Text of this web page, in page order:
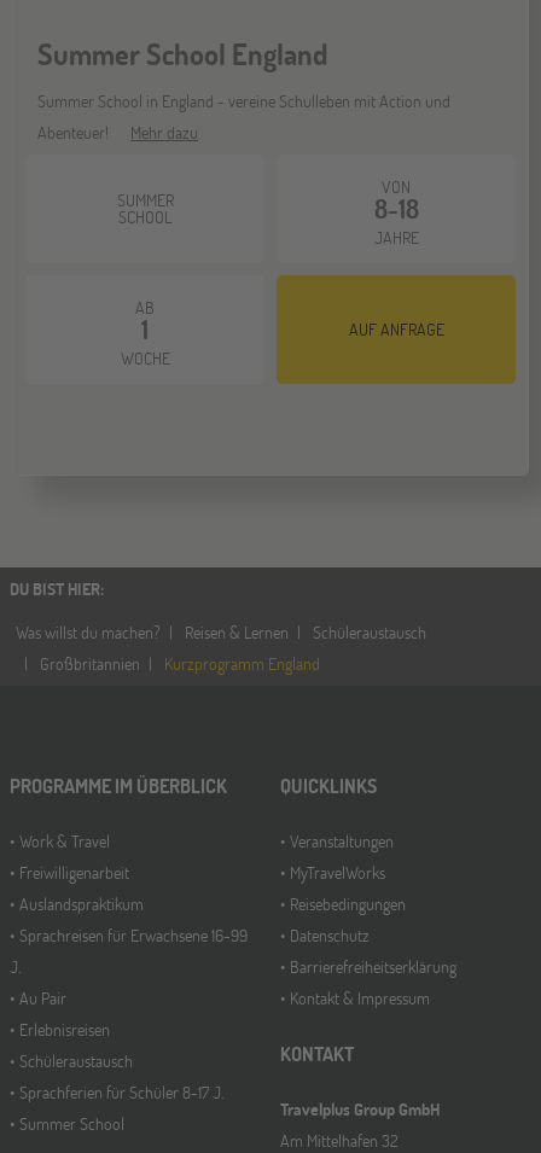
08 ONLINE
Schüleraustausch-Infoabend (Europa)
ONLINE
Schüleraustausch-Infoabend (Ozeanien &
Summer School England
Summer School in England - vereine Schulleben mit Action und
Abenteuer!
Mehr dazu
SUMMER
SCHOOL
VON
8-18
JAHRE
AB
1
WOCHE
AUF ANFRAGE
DU BIST HIER:
Was willst du machen?
Reisen & Lernen
Schüleraustausch
Großbritannien
Kurzprogramm England
PROGRAMME IM ÜBERBLICK
Work & Travel
Freiwilligenarbeit
Auslandspraktikum
Sprachreisen für Erwachsene 16-99
J.
Au Pair
Erlebnisreisen
Schüleraustausch
Sprachferien für Schüler 8-17 J.
Summer School
QUICKLINKS
Veranstaltungen
MyTravelWorks
Reisebedingungen
Datenschutz
Barrierefreiheitserklärung
Kontakt & Impressum
KONTAKT
Travelplus Group GmbH
Am Mittelhafen 32